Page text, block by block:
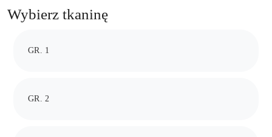
Wybierz tkaninę
GR. 1
GR. 2